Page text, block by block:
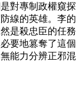
對專制政權窺
線的英雄。李
是殺忠臣的任
要地篡奪了這
能力分辨正邪